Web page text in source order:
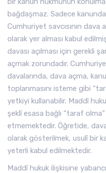
bağdaşmaz. Sadece
Cumhuriyet savcısının dava
olarak yer alması kabul
davası açılması için gerekli
açmak zorundadır.
davalarında, dava açma,
toplanmasını isteme gibi
yetkiyi kullanabilir. Maddî
şeklî esasa bağlı “taraf
etmemektedir. Öğretide,
olarak gösterilmek, usulî bir
yeterli kabul edilmektedir.
Maddî hukuk ilişkisine